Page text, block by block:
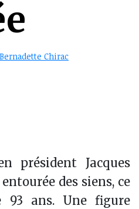
Bernadette Chirac
président Jacques
des siens, ce
93 ans. Une figure